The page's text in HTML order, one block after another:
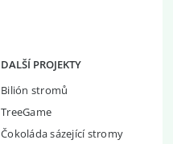
DALŠÍ PROJEKTY
Bilión stromů
TreeGame
Čokoláda sázející stromy